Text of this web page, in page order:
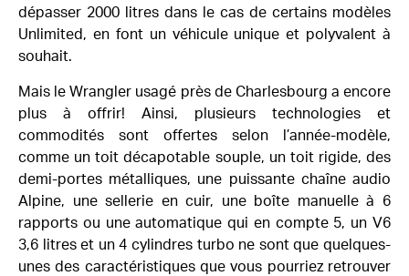
dépasser 2000 litres dans le cas de certains modèles
Unlimited, en font un véhicule unique et polyvalent à
souhait.
Mais le Wrangler usagé près de Charlesbourg a encore
plus à offrir! Ainsi, plusieurs technologies et
commodités sont offertes selon l’année-modèle,
comme un toit décapotable souple, un toit rigide, des
demi-portes métalliques, une puissante chaîne audio
Alpine, une sellerie en cuir, une boîte manuelle à 6
rapports ou une automatique qui en compte 5, un V6
3,6 litres et un 4 cylindres turbo ne sont que quelques-
unes des caractéristiques que vous pourriez retrouver